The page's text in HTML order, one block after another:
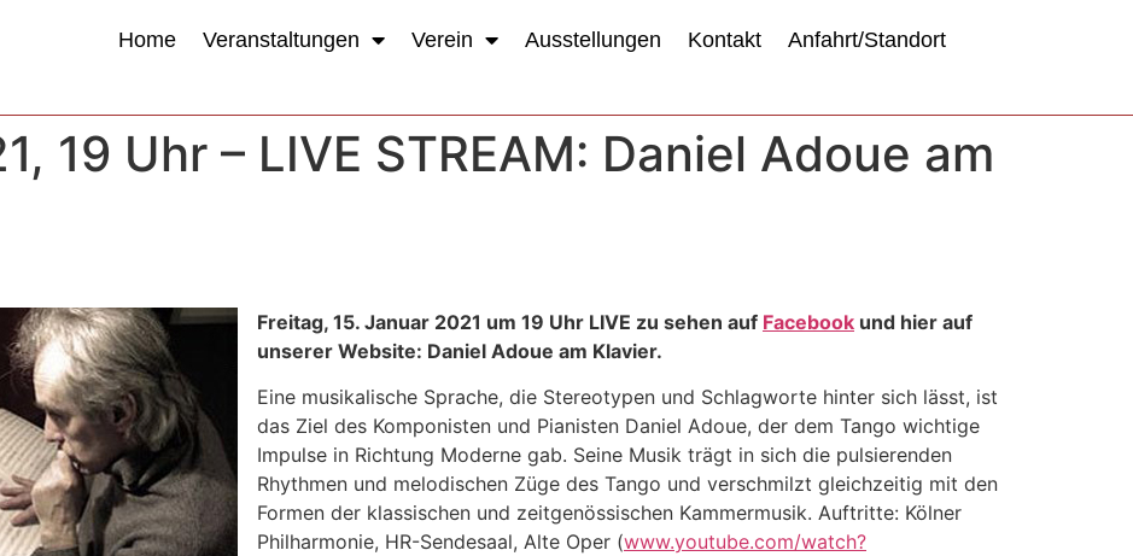
Home Veranstaltungen Verein Ausstellungen Kontakt Anfahrt/Standort
19 Uhr – LIVE STREAM: Daniel Adoue am
Freitag, 15. Januar 2021 um 19 Uhr LIVE zu sehen auf Facebook und hier auf
unserer Website: Daniel Adoue am Klavier.
Eine musikalische Sprache, die Stereotypen und Schlagworte hinter sich lässt, ist
das Ziel des Komponisten und Pianisten Daniel Adoue, der dem Tango wichtige
Impulse in Richtung Moderne gab. Seine Musik trägt in sich die pulsierenden
Rhythmen und melodischen Züge des Tango und verschmilzt gleichzeitig mit den
Formen der klassischen und zeitgenössischen Kammermusik. Auftritte: Kölner
Philharmonie, HR-Sendesaal, Alte Oper (www.youtube.com/watch?